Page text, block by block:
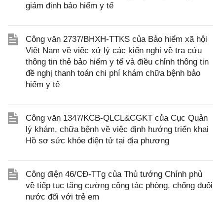
giám định bảo hiểm y tế
Công văn 2737/BHXH-TTKS của Bảo hiểm xã hội
Việt Nam về việc xử lý các kiến nghị về tra cứu
thông tin thẻ bảo hiểm y tế và điều chỉnh thông tin
đề nghị thanh toán chi phí khám chữa bệnh bảo
hiểm y tế
Công văn 1347/KCB-QLCL&CGKT của Cục Quản
lý khám, chữa bệnh về việc định hướng triển khai
Hồ sơ sức khỏe điện tử tại địa phương
Công điện 46/CĐ-TTg của Thủ tướng Chính phủ
về tiếp tục tăng cường công tác phòng, chống đuối
nước đối với trẻ em